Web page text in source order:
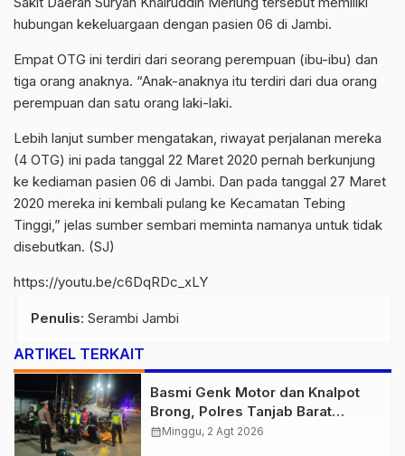
hubungan kekeluargaan dengan pasien 06 di Jambi.
Empat OTG ini terdiri dari seorang perempuan (ibu-ibu) dan
tiga orang anaknya. “Anak-anaknya itu terdiri dari dua orang
perempuan dan satu orang laki-laki.
Lebih lanjut sumber mengatakan, riwayat perjalanan mereka
(4 OTG) ini pada tanggal 22 Maret 2020 pernah berkunjung
ke kediaman pasien 06 di Jambi. Dan pada tanggal 27 Maret
2020 mereka ini kembali pulang ke Kecamatan Tebing
Tinggi,” jelas sumber sembari meminta namanya untuk tidak
disebutkan. (SJ)
https://youtu.be/c6DqRDc_xLY
Penulis: Serambi Jambi
ARTIKEL TERKAIT
Basmi Genk Motor dan Knalpot
Brong, Polres Tanjab Barat
Amankan Belasan Kendaraan
calendar_monthMinggu, 2 Agt 2026